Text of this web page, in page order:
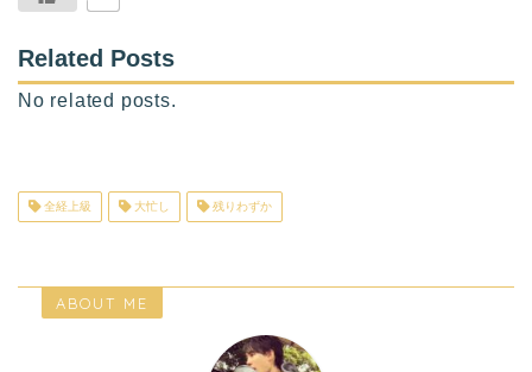
Related Posts
No related posts.
全経上級 大忙し 残りわずか
ABOUT ME